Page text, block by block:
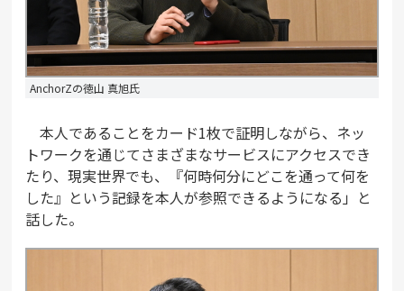
AnchorZの徳山 真旭氏
本人であることをカード1枚で証明しながら、ネッ
トワークを通じてさまざまなサービスにアクセスでき
たり、現実世界でも、『何時何分にどこを通って何を
した』という記録を本人が参照できるようになる」と
話した。